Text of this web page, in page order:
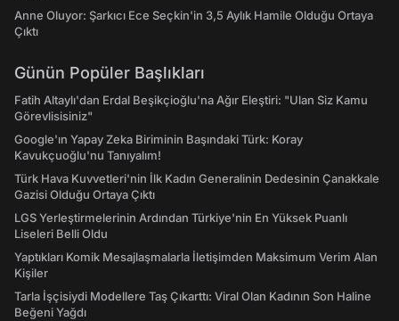
Anne Oluyor: Şarkıcı Ece Seçkin'in 3,5 Aylık Hamile Olduğu Ortaya
Çıktı
Günün Popüler Başlıkları
Fatih Altaylı'dan Erdal Beşikçioğlu'na Ağır Eleştiri: "Ulan Siz Kamu
Görevlisisiniz"
Google'ın Yapay Zeka Biriminin Başındaki Türk: Koray
Kavukçuoğlu'nu Tanıyalım!
Türk Hava Kuvvetleri'nin İlk Kadın Generalinin Dedesinin Çanakkale
Gazisi Olduğu Ortaya Çıktı
LGS Yerleştirmelerinin Ardından Türkiye'nin En Yüksek Puanlı
Liseleri Belli Oldu
Yaptıkları Komik Mesajlaşmalarla İletişimden Maksimum Verim Alan
Kişiler
Tarla İşçisiydi Modellere Taş Çıkarttı: Viral Olan Kadının Son Haline
Beğeni Yağdı